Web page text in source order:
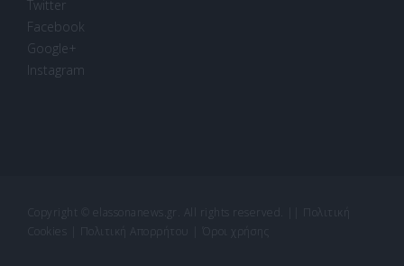
Twitter
Facebook
Google+
Instagram
Copyright © elassonanews.gr. All rights reserved.
Πολιτική
Πολιτική Απορρήτου Όροι χρήσης